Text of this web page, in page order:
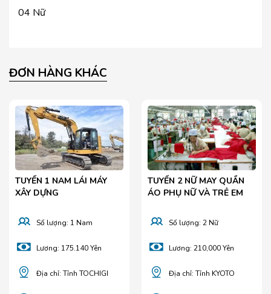
04 Nữ
ĐƠN HÀNG KHÁC
TUYỂN 1 NAM LÁI MÁY
XÂY DỰNG
Số lượng: 1 Nam
Lương: 175.140 Yên
Địa chỉ: Tỉnh TOCHIGI
TUYỂN 2 NỮ MAY QUẦN
ÁO PHỤ NỮ VÀ TRẺ EM
Số lượng: 2 Nữ
Lương: 210,000 Yên
Địa chỉ: Tỉnh KYOTO